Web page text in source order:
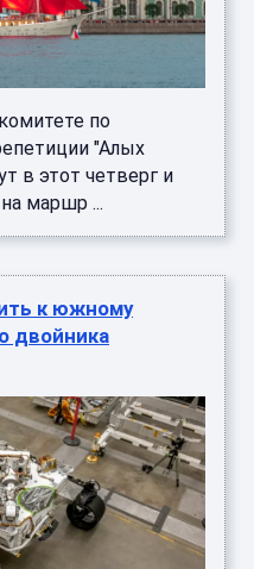
по
"Алых
в этот четверг и
маршр ...
к южному
двойника